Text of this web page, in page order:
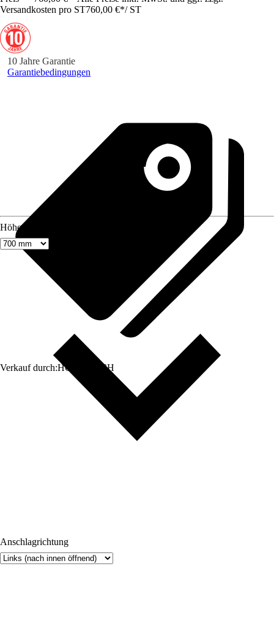
Versandkosten pro ST760,00 €*/ ST
10 Jahre Garantie
Garantiebedingungen
Verkauf durch:HORNBACH
Höhe
Anschlagrichtung